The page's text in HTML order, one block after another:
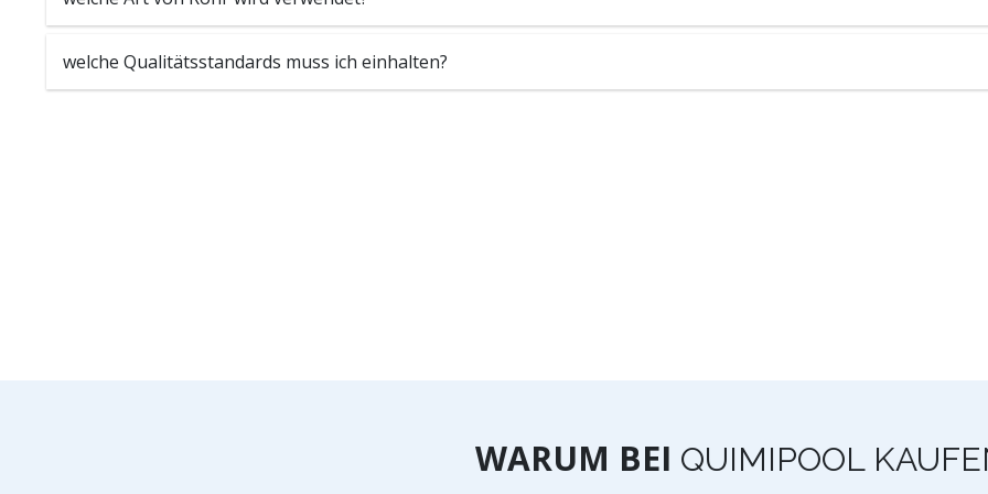
welche Qualitätsstandards muss ich einhalten?
WARUM BEI QUIMIPOOL